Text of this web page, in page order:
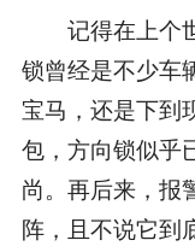
记得在上个世
锁曾经是不少车
宝马，还是下到
包，方向锁似乎
尚。再后来，报
阵，且不说它到